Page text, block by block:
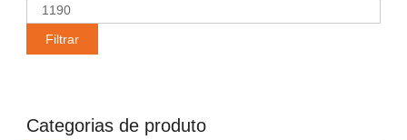
mínimo
Preço
máximoFiltrar
Categorias de produto